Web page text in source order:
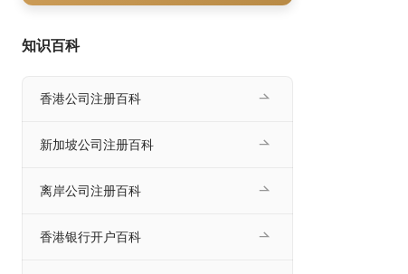
知识百科
香港公司注册百科
新加坡公司注册百科
离岸公司注册百科
香港银行开户百科